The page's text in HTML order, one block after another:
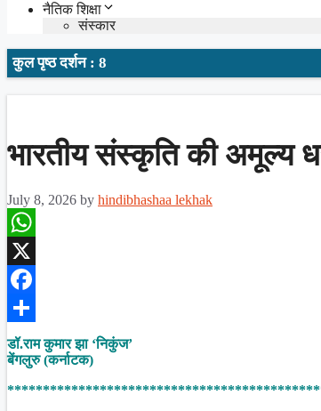
नैतिक शिक्षा
संस्कार
कुल पृष्ठ दर्शन : 8
भारतीय संस्कृति की अमूल्य
July 8, 2026 by hindibhashaa lekhak
WhatsApp
X
Facebook
Share
डॉ.राम कुमार झा ‘निकुंज’
बेंगलुरु (कर्नाटक)